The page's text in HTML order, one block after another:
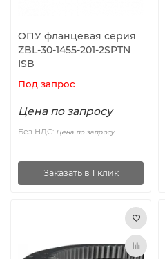
ОПУ фланцевая серия
ZBL-30-1455-201-2SPTN
ISB
Под запрос
Цена по запросу
Без НДС: Цена по запросу
Заказать в 1 клик